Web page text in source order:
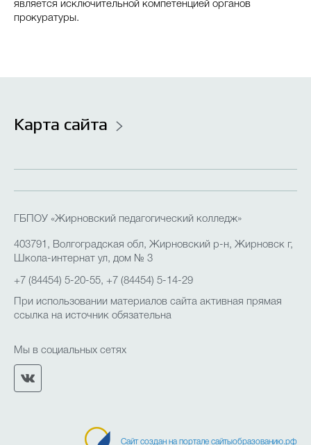
является исключительной компетенцией органов
прокуратуры.
Карта сайта
ГБПОУ «Жирновский педагогический колледж»
403791, Волгоградская обл, Жирновский р-н, Жирновск г,
Школа-интернат ул, дом № 3
+7 (84454) 5-20-55, +7 (84454) 5-14-29
При использовании материалов сайта активная прямая
ссылка на источник обязательна
Мы в социальных сетях
Сайт создан на портале сайтыобразованию.рф